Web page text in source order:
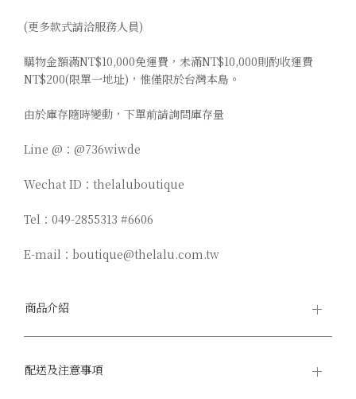
(更多款式請洽服務人員)
購物金額滿NT$10,000免運費，未滿NT$10,000則酌收運費
NT$200(限單一地址)，惟僅限於台灣本島。
由於庫存隨時變動，下單前請詢問庫存量
Line @：@736wiwde
Wechat ID：thelaluboutique
Tel：049-2855313 #6606
E-mail：boutique@thelalu.com.tw
商品介紹
配送及注意事項